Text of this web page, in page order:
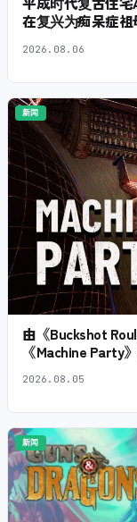
在复兴为痴呆症
2026.08.06
新闻
由《Buckshot
《Machine Party
2026.08.05
新闻